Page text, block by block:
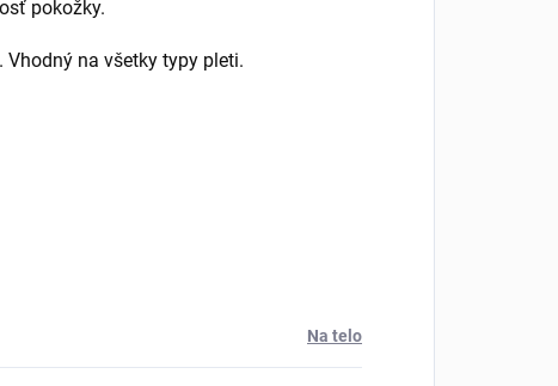
pokožky.
na všetky typy pleti.
Na telo